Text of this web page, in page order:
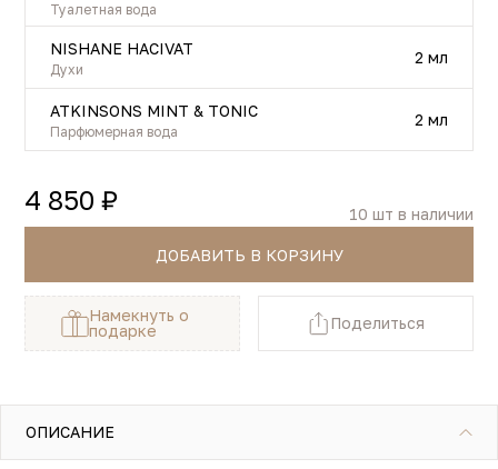
Туалетная вода
NISHANE HACIVAT
Духи
2 мл
ATKINSONS MINT & TONIC
Парфюмерная вода
2 мл
4 850 ₽
ДОБАВИТЬ В КОРЗИНУ
10 шт в наличии
Намекнуть о
подарке
Поделиться
ОПИСАНИЕ